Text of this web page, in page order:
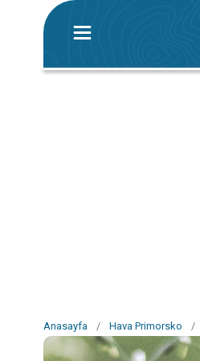
Anasayfa / Hava Primorsko /